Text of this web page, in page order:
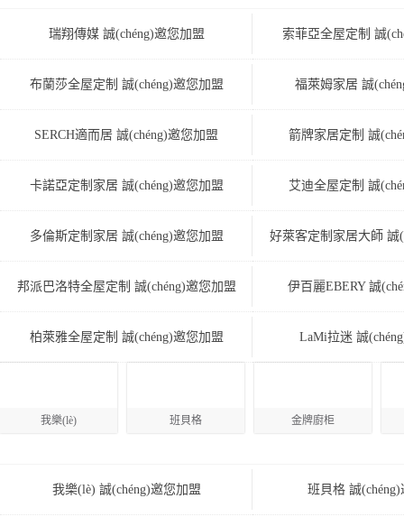
瑞翔傳媒 誠(chéng)邀您加盟 索菲亞全屋定制 誠
布蘭莎全屋定制 誠(chéng)邀您加盟 福萊姆家居 誠
SERCH適而居 誠(chéng)邀您加盟 箭牌家居定制 誠
卡諾亞定制家居 誠(chéng)邀您加盟 艾迪全屋定制 誠
多倫斯定制家居 誠(chéng)邀您加盟 好萊客定制家居大師 誠
邦派巴洛特全屋定制 誠(chéng)邀您加盟 伊百麗EBERY 誠
柏萊雅全屋定制 誠(chéng)邀您加盟 LaMi拉迷 誠
我樂(lè) 班貝格 金牌廚柜
我樂(lè) 誠(chéng)邀您加盟 班貝格 誠